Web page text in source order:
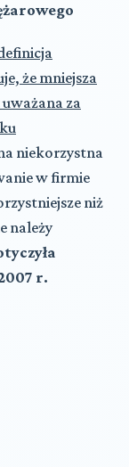
że mniejsza
za
niekorzystna
w firmie
niż
należy
r.